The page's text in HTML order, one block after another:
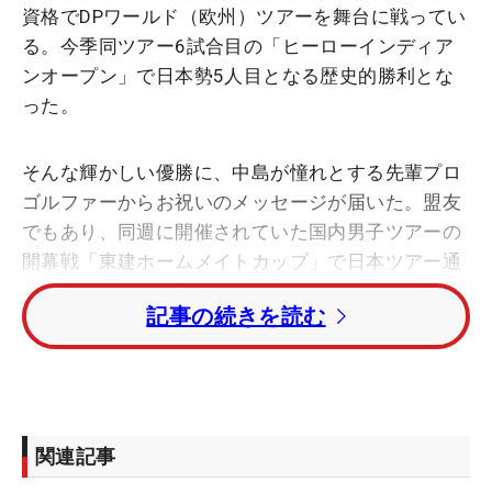
資格でDPワールド（欧州）ツアーを舞台に戦ってい
る。今季同ツアー6試合目の「ヒーローインディア
ンオープン」で日本勢5人目となる歴史的勝利とな
った。
そんな輝かしい優勝に、中島が憧れとする先輩プロ
ゴルファーからお祝いのメッセージが届いた。盟友
でもあり、同週に開催されていた国内男子ツアーの
開幕戦「東建ホームメイトカップ」で日本ツアー通
算6勝目を制した金谷拓実だ。
「試合期間中に急に『JKG』と送られてきたので、
そして試合が終わってから『おめでとうJKG』とき
たので、『金谷さんもおめでとうございますJKG』
記事の続きを読む
関連記事